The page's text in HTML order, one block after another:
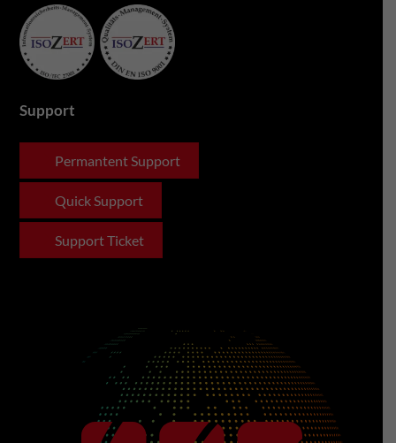
Support
Permantent Support
Quick Support
Support Ticket